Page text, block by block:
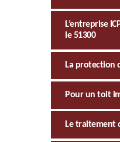
L’entreprise
le 51300
La protection
Pour un toit
Le traitement